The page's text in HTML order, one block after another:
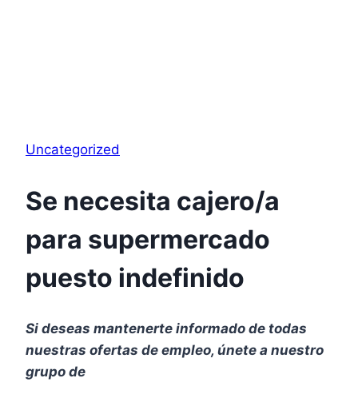
Uncategorized
Se necesita cajero/a
para supermercado
puesto indefinido
Si deseas mantenerte informado de todas
nuestras ofertas de empleo, únete a nuestro
grupo de